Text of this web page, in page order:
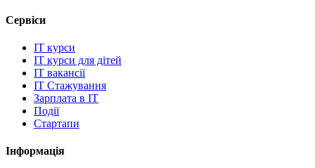
Сервіси
IT курси
IT курси для дітей
IT вакансії
IT Стажування
Зарплата в IT
Події
Стартапи
Інформація